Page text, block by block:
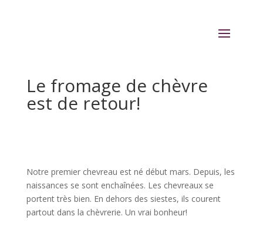
Le fromage de chèvre
est de retour!
Notre premier chevreau est né début mars. Depuis, les
naissances se sont enchaînées. Les chevreaux se
portent très bien. En dehors des siestes, ils courent
partout dans la chèvrerie. Un vrai bonheur!